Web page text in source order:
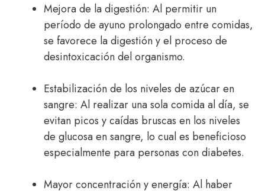
Mejora de la digestión: Al permitir un
período de ayuno prolongado entre comidas,
se favorece la digestión y el proceso de
desintoxicación del organismo.
Estabilización de los niveles de azúcar en
sangre: Al realizar una sola comida al día, se
evitan picos y caídas bruscas en los niveles
de glucosa en sangre, lo cual es beneficioso
especialmente para personas con diabetes.
Mayor concentración y energía: Al haber